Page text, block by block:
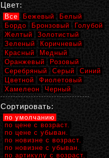
Цвет:
Все Бежевый
Белый
Бордо
Бронзовый
Голубой
Желтый
Золотистый
Зеленый
Коричневый
Красный
Медный
Оранжевый
Розовый
Серебряный
Серый
Синий
Цветной
Фиолетовый
Хамелеон
Черный
Сортировать:
по умолчанию
по цене с возраст.
по цене с убыван.
по новизне с возраст.
по новизне с убыван.
по артикулу с возраст.